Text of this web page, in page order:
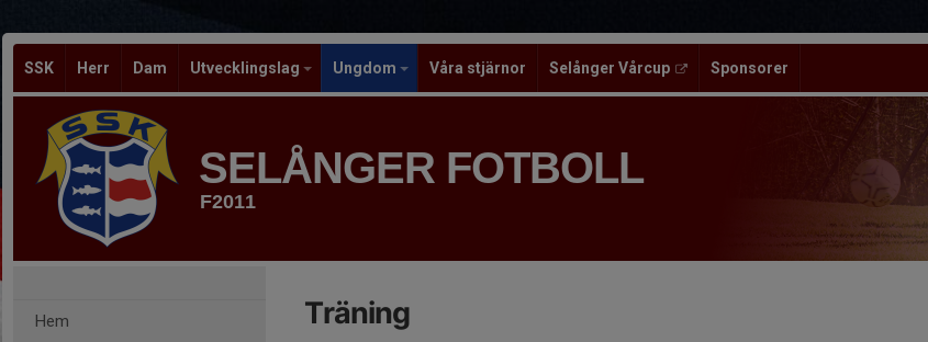
SSK Herr Dam Utvecklingslag Ungdom Våra stjärnor Selånger Vårcup Sponsorer
SELÅNGER FOTBOLL
F2011
Hem Träning